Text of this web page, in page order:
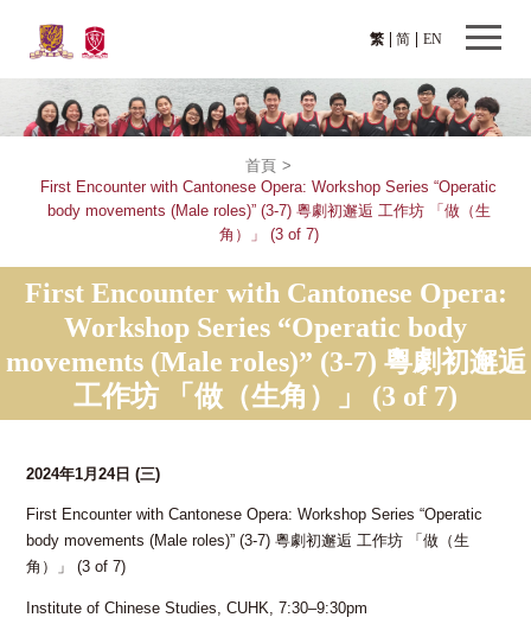
繁 EN
简
首頁 >
First Encounter with Cantonese Opera: Workshop Series “Operatic
body movements (Male roles)” (3-7) 粵劇初邂逅 工作坊 「做（生
角）」 (3 of 7)
First Encounter with Cantonese Opera:
Workshop Series “Operatic body
movements (Male roles)” (3-7) 粵劇初邂逅
工作坊 「做（生角）」 (3 of 7)
2024年1月24日(三)
First Encounter with Cantonese Opera: Workshop Series “Operatic
body movements (Male roles)” (3-7) 粵劇初邂逅 工作坊 「做（生
角）」 (3 of 7)
Institute of Chinese Studies, CUHK, 7:30–9:30pm